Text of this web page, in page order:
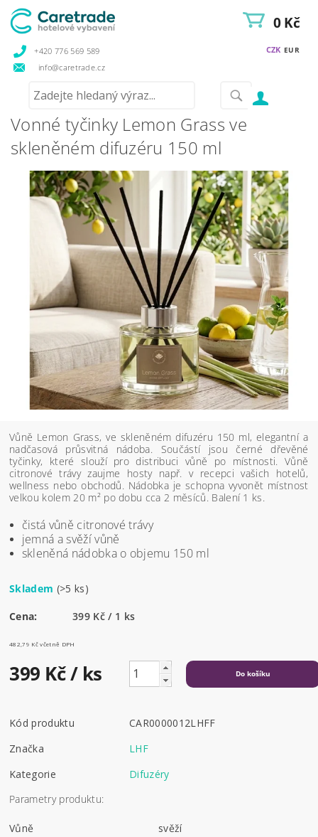
+420 776 569 589
info@caretrade.cz
CZK EUR
0 Kč
Vonné tyčinky Lemon Grass ve
skleněném difuzéru 150 ml
Vůně Lemon Grass, ve skleněném difuzéru 150 ml, elegantní a
nadčasová průsvitná nádoba. Součástí jsou černé dřevěné
tyčinky, které slouží pro distribuci vůně po místnosti. Vůně
citronové trávy zaujme hosty např. v recepci vašich hotelů,
wellness nebo obchodů. Nádobka je schopna vyvonět místnost
velkou kolem 20 m² po dobu cca 2 měsíců. Balení 1 ks.
čistá vůně citronové trávy
jemná a svěží vůně
skleněná nádobka o objemu 150 ml
Skladem (>5 ks)
Cena: 399 Kč / 1 ks
482,79 Kč včetně DPH
399 Kč/ ks
Kód produktu
CAR0000012LHFF
Značka
LHF
Kategorie
Difuzéry
Parametry produktu:
Vůně
svěží